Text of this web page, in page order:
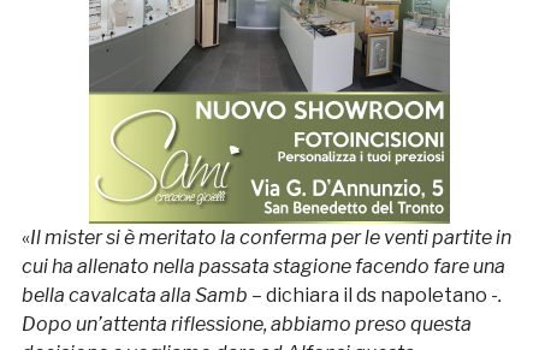
«Il mister si è meritato la conferma per le venti partite in
cui ha allenato nella passata stagione facendo fare una
bella cavalcata alla Samb – dichiara il ds napoletano -.
Dopo un’attenta riflessione, abbiamo preso questa